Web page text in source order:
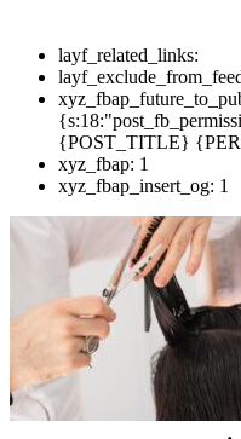
layf_related_links:
{POST_TITLE}
xyz_fbap: 1
xyz_fbap_insert_og: 1